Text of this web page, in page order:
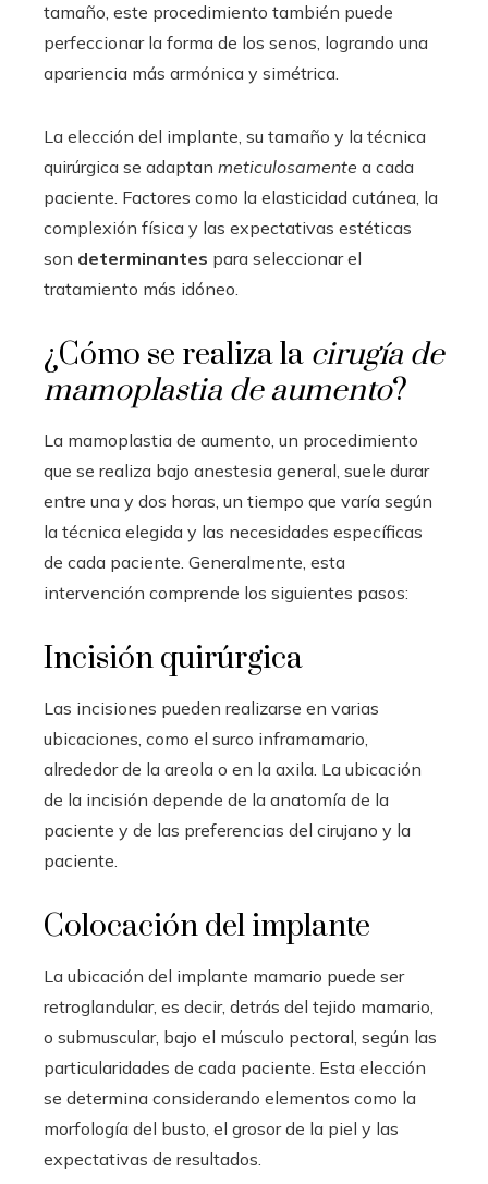
tamaño, este procedimiento también puede
perfeccionar la forma de los senos, logrando una
apariencia más armónica y simétrica.
La elección del implante, su tamaño y la técnica
quirúrgica se adaptan meticulosamente a cada
paciente. Factores como la elasticidad cutánea, la
complexión física y las expectativas estéticas
son determinantes para seleccionar el
tratamiento más idóneo.
¿Cómo se realiza la cirugía de
mamoplastia de aumento?
La mamoplastia de aumento, un procedimiento
que se realiza bajo anestesia general, suele durar
entre una y dos horas, un tiempo que varía según
la técnica elegida y las necesidades específicas
de cada paciente. Generalmente, esta
intervención comprende los siguientes pasos:
Incisión quirúrgica
Las incisiones pueden realizarse en varias
ubicaciones, como el surco inframamario,
alrededor de la areola o en la axila. La ubicación
de la incisión depende de la anatomía de la
paciente y de las preferencias del cirujano y la
paciente.
Colocación del implante
La ubicación del implante mamario puede ser
retroglandular, es decir, detrás del tejido mamario,
o submuscular, bajo el músculo pectoral, según las
particularidades de cada paciente. Esta elección
se determina considerando elementos como la
morfología del busto, el grosor de la piel y las
expectativas de resultados.